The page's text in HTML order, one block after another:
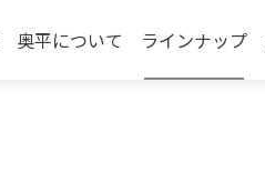
奥平について ラインナップ